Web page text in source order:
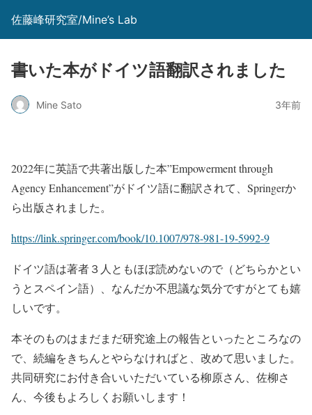
佐藤峰研究室/Mine’s Lab
書いた本がドイツ語翻訳されました
Mine Sato 3年前
2022年に英語で共著出版した本”Empowerment through
Agency Enhancement”がドイツ語に翻訳されて、Springerか
ら出版されました。
https://link.springer.com/book/10.1007/978-981-19-5992-9
ドイツ語は著者３人ともほぼ読めないので（どちらかとい
うとスペイン語）、なんだか不思議な気分ですがとても嬉
しいです。
本そのものはまだまだ研究途上の報告といったところなの
で、続編をきちんとやらなければと、改めて思いました。
共同研究にお付き合いいただいている柳原さん、佐柳さ
ん、今後もよろしくお願いします！